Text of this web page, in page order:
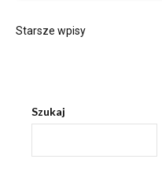
Piotr
w
Nawigacja
Starsze wpisy
Szukaj